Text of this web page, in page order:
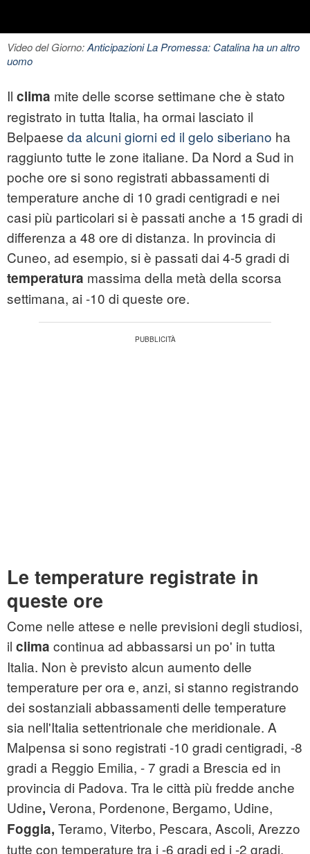
Video del Giorno:Anticipazioni La Promessa: Catalina ha un altro
uomo
Il clima mite delle scorse settimane che è stato
registrato in tutta Italia, ha ormai lasciato il
Belpaese da alcuni giorni ed il gelo siberiano ha
raggiunto tutte le zone italiane. Da Nord a Sud in
poche ore si sono registrati abbassamenti di
temperature anche di 10 gradi centigradi e nei
casi più particolari si è passati anche a 15 gradi di
differenza a 48 ore di distanza. In provincia di
Cuneo, ad esempio, si è passati dai 4-5 gradi di
temperatura massima della metà della scorsa
settimana, ai -10 di queste ore.
Le temperature registrate in
queste ore
Come nelle attese e nelle previsioni degli studiosi,
il clima continua ad abbassarsi un po' in tutta
Italia. Non è previsto alcun aumento delle
temperature per ora e, anzi, si stanno registrando
dei sostanziali abbassamenti delle temperature
sia nell'Italia settentrionale che meridionale. A
Malpensa si sono registrati -10 gradi centigradi, -8
gradi a Reggio Emilia, - 7 gradi a Brescia ed in
provincia di Padova. Tra le città più fredde anche
Udine, Verona, Pordenone, Bergamo, Udine,
Foggia, Teramo, Viterbo, Pescara, Ascoli, Arezzo
tutte con temperature tra i -6 gradi ed i -2 gradi.